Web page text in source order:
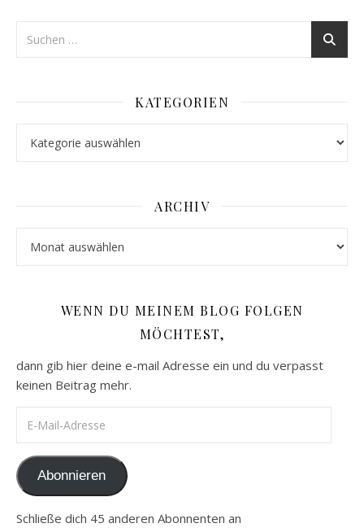
KATEGORIEN
ARCHIV
WENN DU MEINEM BLOG FOLGEN
MÖCHTEST,
dann gib hier deine e-mail Adresse ein und du verpasst
keinen Beitrag mehr.
Abonnieren
Schließe dich 45 anderen Abonnenten an